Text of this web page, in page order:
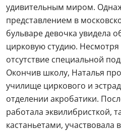
удивительным миром.
представлением в
бульваре девочка увидела
цирковую студию. Несмотря
отсутствие специальной
Окончив школу, Наталья
училище циркового и
отделении акробатики.
работала эквилибристкой,
кастаньетами, участвовала